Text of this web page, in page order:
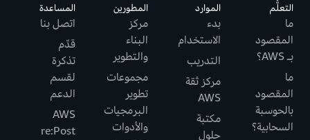
التعلُّم
ما
المقصود
بـ AWS؟
ما
المقصود
بالحوسبة
السحابية؟
الموارد
بدء
الاستخدام
التدريب
مركز ثقة
AWS
مكتبة
حلول
المطورين
مركز
البناء
والتطوير
مجموعات
تطوير
البرمجيات
والأدوات
المساعدة
اتصل بنا
قدّم
تذكرة
لقسم
الدعم
AWS
re:Post